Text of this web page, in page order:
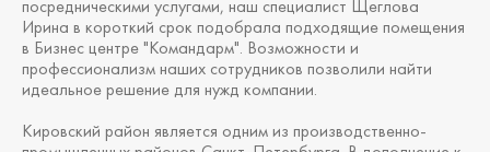
посредническими услугами, наш специалист Щеглова
Ирина в короткий срок подобрала подходящие помещения
в Бизнес центре "Командарм". Возможности и
профессионализм наших сотрудников позволили найти
идеальное решение для нужд компании.
Кировский район является одним из производственно-